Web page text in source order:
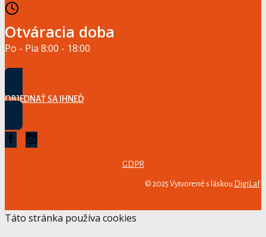
Otváracia doba
Po - Pia 8:00 - 18:00
OBJEDNAŤ SA IHNEĎ
GDPR
© 2025 Vytvorené s láskou DigiLaf
Táto stránka používa cookies